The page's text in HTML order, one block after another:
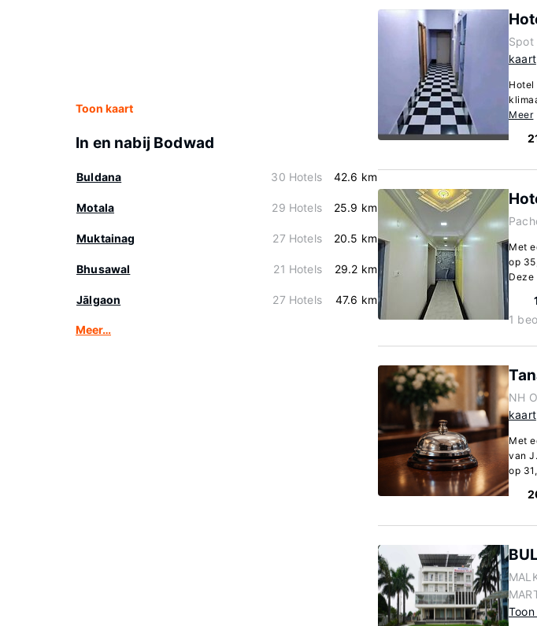
Toon kaart
In en nabij Bodwad
Buldana 30 Hotels 42.6 km
Motala 29 Hotels 25.9 km
Muktainag 27 Hotels 20.5 km
Bhusawal 21 Hotels 29.2 km
Jālgaon 27 Hotels 47.6 km
Meer…
Spot
kaart
Meer
Met
op
Deze
1
NH
kaart
Met
van
op